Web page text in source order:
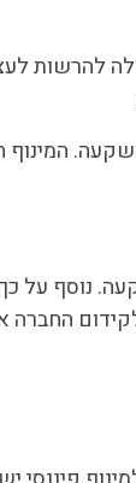
להרשות
המינוף
נוסף על כך
החברה